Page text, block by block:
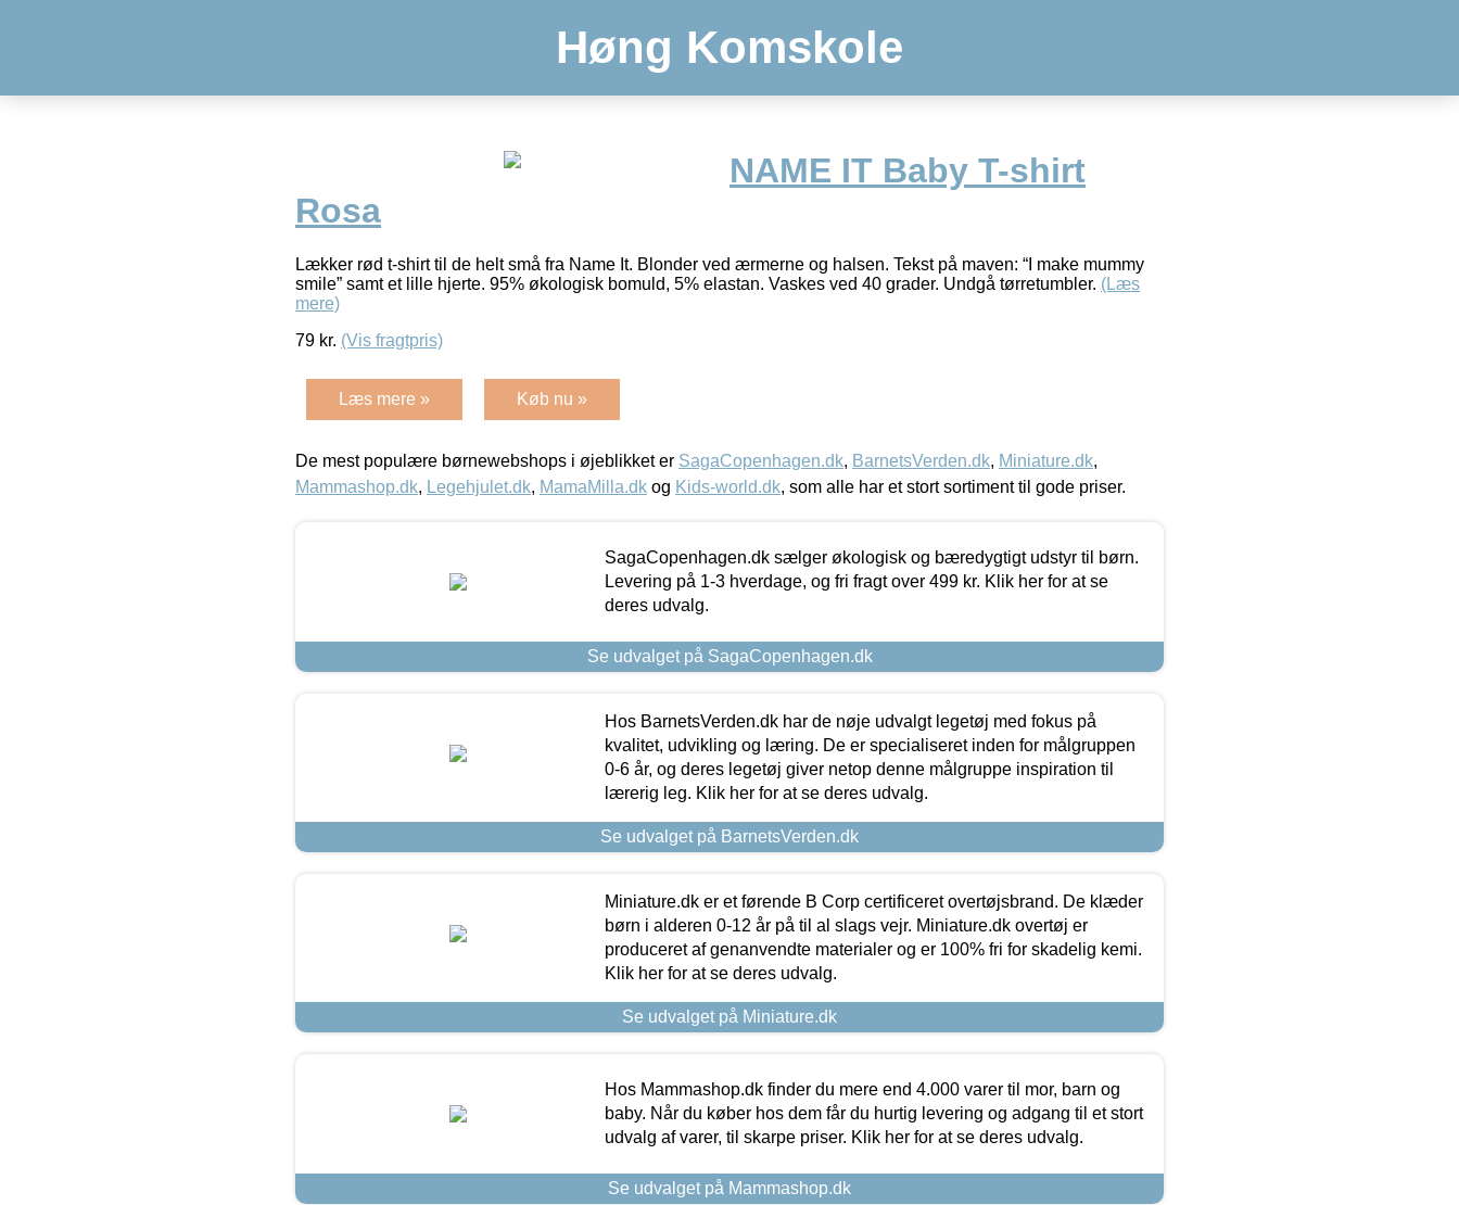
Høng Komskole
NAME IT Baby T-shirt
Rosa
Lækker rød t-shirt til de helt små fra Name It. Blonder ved ærmerne og halsen. Tekst på maven: “I make mummy
smile” samt et lille hjerte. 95% økologisk bomuld, 5% elastan. Vaskes ved 40 grader. Undgå tørretumbler. (Læs
mere)
79 kr. (Vis fragtpris)
Læs mere » Køb nu »
De mest populære børnewebshops i øjeblikket er SagaCopenhagen.dk, BarnetsVerden.dk, Miniature.dk,
Mammashop.dk, Legehjulet.dk, MamaMilla.dk og Kids-world.dk, som alle har et stort sortiment til gode priser.
SagaCopenhagen.dk sælger økologisk og bæredygtigt udstyr til børn.
Levering på 1-3 hverdage, og fri fragt over 499 kr. Klik her for at se
deres udvalg.
Se udvalget på SagaCopenhagen.dk
Hos BarnetsVerden.dk har de nøje udvalgt legetøj med fokus på
kvalitet, udvikling og læring. De er specialiseret inden for målgruppen
0-6 år, og deres legetøj giver netop denne målgruppe inspiration til
lærerig leg. Klik her for at se deres udvalg.
Se udvalget på BarnetsVerden.dk
Miniature.dk er et førende B Corp certificeret overtøjsbrand. De klæder
børn i alderen 0-12 år på til al slags vejr. Miniature.dk overtøj er
produceret af genanvendte materialer og er 100% fri for skadelig kemi.
Klik her for at se deres udvalg.
Se udvalget på Miniature.dk
Hos Mammashop.dk finder du mere end 4.000 varer til mor, barn og
baby. Når du køber hos dem får du hurtig levering og adgang til et stort
udvalg af varer, til skarpe priser. Klik her for at se deres udvalg.
Se udvalget på Mammashop.dk